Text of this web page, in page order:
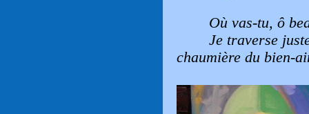
Où vas-tu, ô
Je traverse
chaumière du bien-